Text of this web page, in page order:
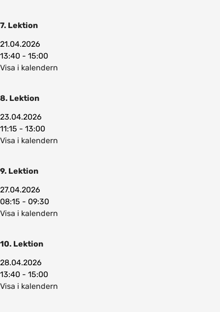
7. Lektion
21.04.2026
13:40 - 15:00
Visa i kalendern
8. Lektion
23.04.2026
11:15 - 13:00
Visa i kalendern
9. Lektion
27.04.2026
08:15 - 09:30
Visa i kalendern
10. Lektion
28.04.2026
13:40 - 15:00
Visa i kalendern